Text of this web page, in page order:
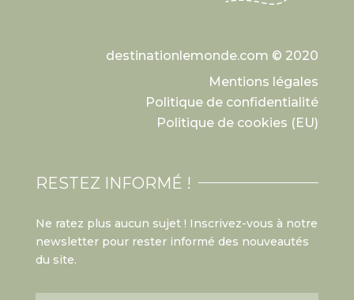
destinationlemonde.com © 2020
Mentions légales
Politique de confidentialité
Politique de cookies (EU)
RESTEZ INFORMÉ !
Ne ratez plus aucun sujet ! Inscrivez-vous à notre
newsletter pour rester informé des nouveautés
du site.